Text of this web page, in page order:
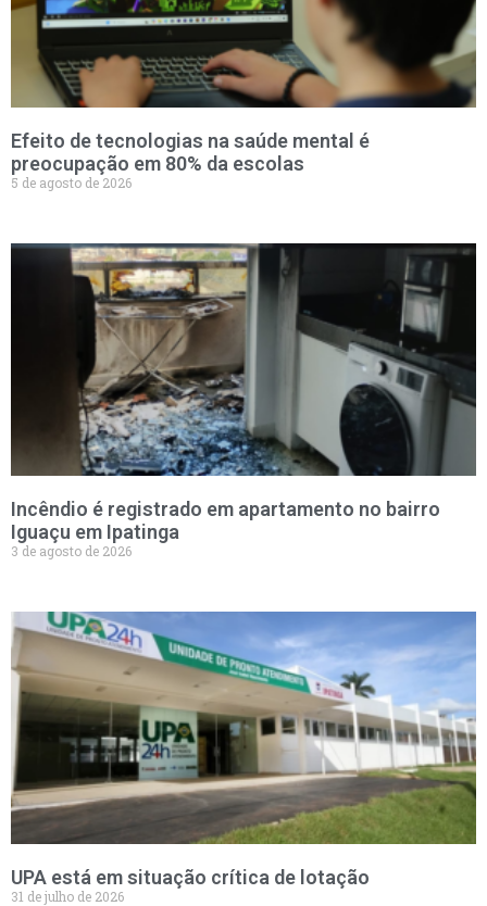
Efeito de tecnologias na saúde mental é
preocupação em 80% da escolas
5 de agosto de 2026
Incêndio é registrado em apartamento no bairro
Iguaçu em Ipatinga
3 de agosto de 2026
UPA está em situação crítica de lotação
31 de julho de 2026